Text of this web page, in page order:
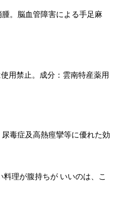
。脳血管障害による手足麻
用禁止。成分：雲南特産薬用
毒症及高熱痙攣等に優れた効
理が腹持ちが いいのは、こ